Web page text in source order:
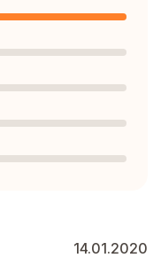
14.01.2020